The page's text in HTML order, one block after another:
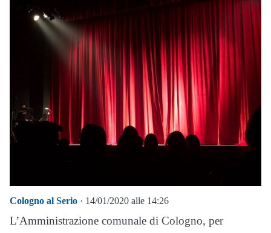
Cologno al Serio · 14/01/2020 alle 14:26
L’Amministrazione comunale di Cologno, per